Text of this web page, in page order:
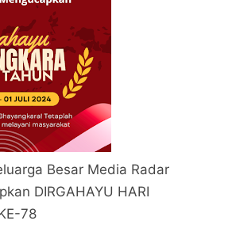
Besar Media Radar
DIRGAHAYU HARI
78